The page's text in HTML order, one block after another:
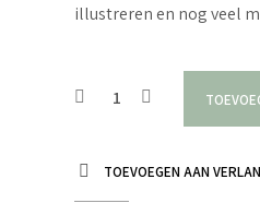
illustreren en nog veel
TOEVOEGEN AAN